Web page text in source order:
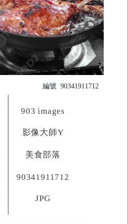
編號 90341911712
903 images
影像大師Y
美食部落
90341911712
JPG